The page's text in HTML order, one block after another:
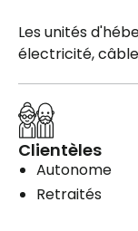
Les unités
électricité,
Clientèles
Autonome
Retraités